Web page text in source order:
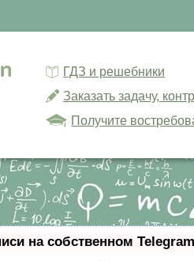
ГДЗ и решебники
Заказать задачу,
Получите
на собственном